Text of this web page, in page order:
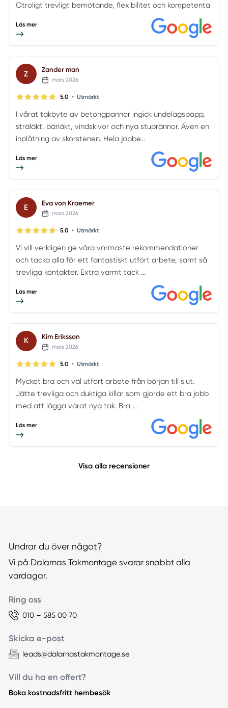
Otroligt trevligt bemötande, flexibilitet och kompetenta
Läs mer
Z Zander man
mars 2026
5.0 • Utmärkt
I vårat takbyte av betongpannor ingick undelagspapp,
sträläkt, bärläkt, vindskivor och nya stuprännor. Även en
inplåtning av skorstenen. Hela jobbe...
Läs mer
E Eva von Kraemer
mars 2026
5.0 • Utmärkt
Vi vill verkligen ge våra varmaste rekommendationer
och tacka alla för ett fantastiskt utfört arbete, samt så
trevliga kontakter. Extra varmt tack ...
Läs mer
K Kim Eriksson
mars 2026
5.0 • Utmärkt
Mycket bra och väl utfört arbete från början till slut.
Jätte trevliga och duktiga killar som gjorde ett bra jobb
med att lägga vårat nya tak. Bra ...
Läs mer
Visa alla recensioner
Undrar du över något?
Vi på Dalarnas Takmontage svarar snabbt alla
vardagar.
Ring oss
010 – 585 00 70
Skicka e-post
leads@dalarnastakmontage.se
Vill du ha en offert?
Boka kostnadsfritt hembesök